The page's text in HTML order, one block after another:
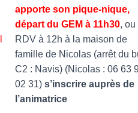
apporte son pique-nique,
départ du GEM à 11h30, ou
RDV à 12h à la maison de
famille de Nicolas (arrêt du
C2 : Navis) (Nicolas : 06 63
02 31) s’inscrire auprès de
l’animatrice